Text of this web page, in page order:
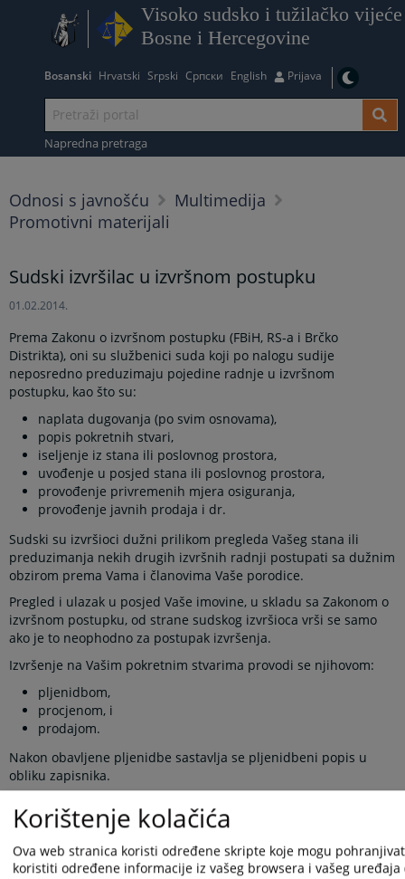
Visoko sudsko i tužilačko vijeće
Bosne i Hercegovine
Bosanski Hrvatski Srpski Српски English Prijava
Napredna pretraga
Odnosi s javnošću
Multimedija
Promotivni materijali
Sudski izvršilac u izvršnom postupku
01.02.2014.
Prema Zakonu o izvršnom postupku (FBiH, RS-a i Brčko
Distrikta), oni su službenici suda koji po nalogu sudije
neposredno preduzimaju pojedine radnje u izvršnom
postupku, kao što su:
naplata dugovanja (po svim osnovama),
popis pokretnih stvari,
iseljenje iz stana ili poslovnog prostora,
uvođenje u posjed stana ili poslovnog prostora,
provođenje privremenih mjera osiguranja,
provođenje javnih prodaja i dr.
Sudski su izvršioci dužni prilikom pregleda Vašeg stana ili
preduzimanja nekih drugih izvršnih radnji postupati sa dužnim
obzirom prema Vama i članovima Vaše porodice.
Pregled i ulazak u posjed Vaše imovine, u skladu sa Zakonom o
izvršnom postupku, od strane sudskog izvršioca vrši se samo
ako je to neophodno za postupak izvršenja.
Izvršenje na Vašim pokretnim stvarima provodi se njihovom:
pljenidbom,
procjenom, i
prodajom.
Nakon obavljene pljenidbe sastavlja se pljenidbeni popis u
obliku zapisnika.
onoliko stvari koliko je potrebno za namirenje potraživanja
tražioca izvršenja i troškova izvršenja.
Popisane stvari sudski izvršilac ostavlja Vama na čuvanje, ako
Korištenje kolačića
Ova web stranica koristi određene skripte koje mogu
koristiti određene informacije iz vašeg browsera i vašeg uređaja